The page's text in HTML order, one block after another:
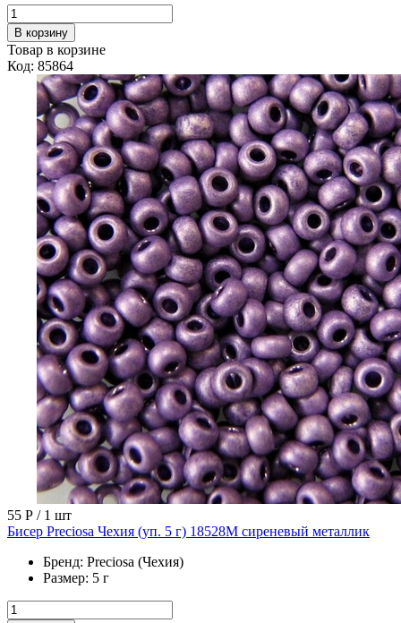
В корзину
Товар в корзине
Код: 85864
55 Р / 1 шт
Бисер Preciosa Чехия (уп. 5 г) 18528М сиреневый металлик
Бренд: Preciosa (Чехия)
Размер: 5 г